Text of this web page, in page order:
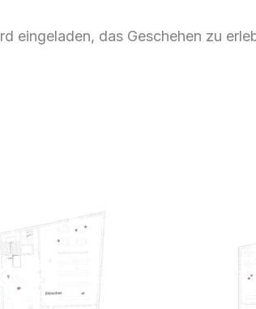
eingeladen, das Geschehen zu